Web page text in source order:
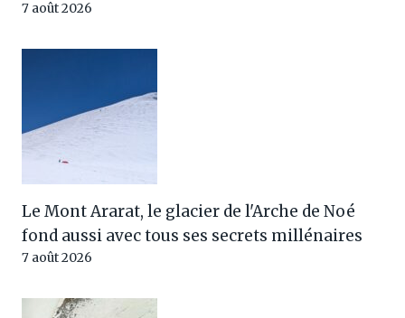
7 août 2026
Le Mont Ararat, le glacier de l'Arche de Noé
fond aussi avec tous ses secrets millénaires
7 août 2026